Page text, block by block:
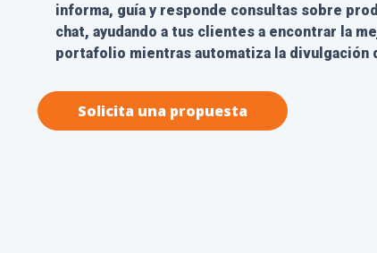
informa, guía y responde consultas sobre
chat, ayudando a tus clientes a encontrar la
portafolio mientras automatiza la divulgación
Solicita una propuesta